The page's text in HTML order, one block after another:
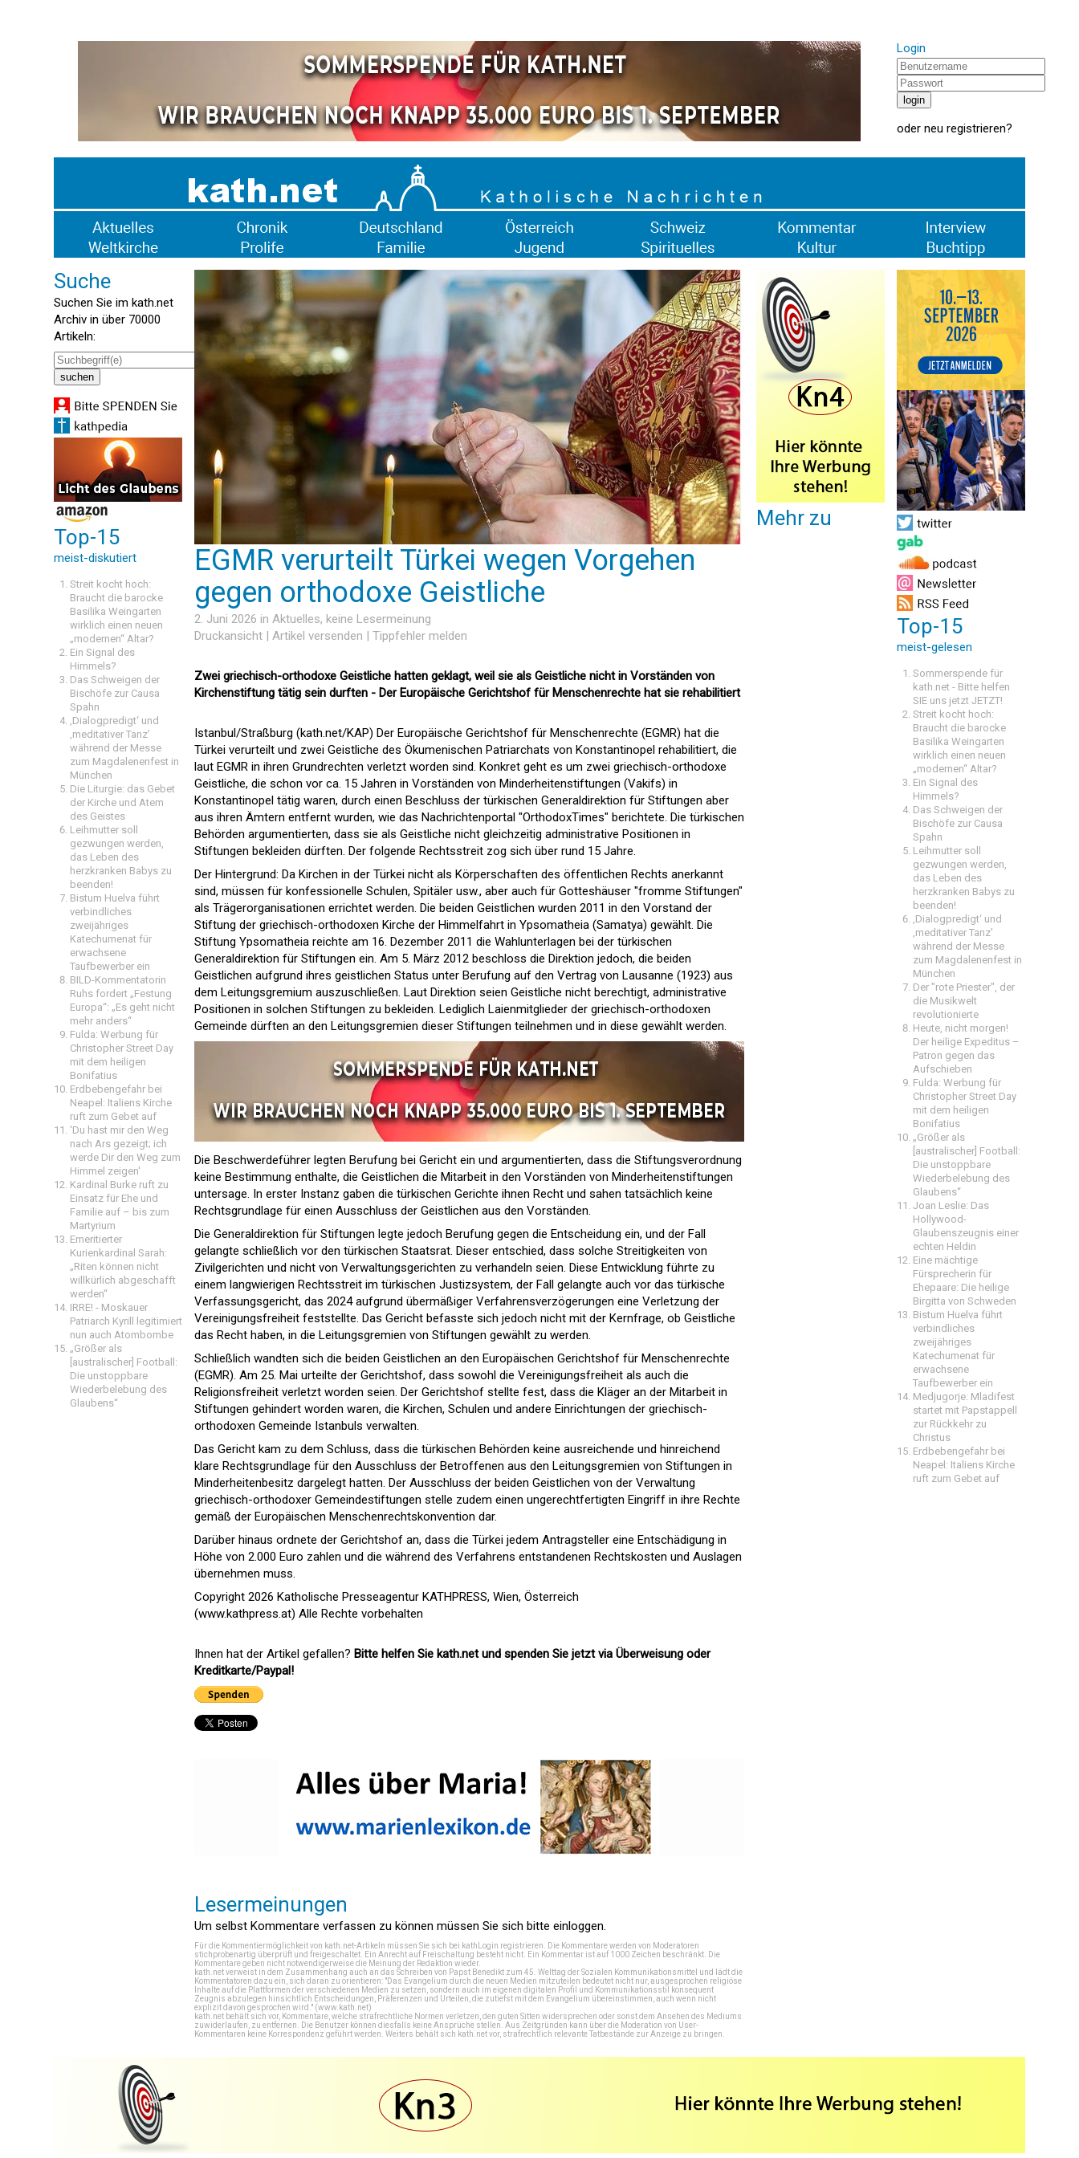
Login
oder neu registrieren?
Suche
Suchen Sie im kath.net
Archiv in über 70000
Artikeln:
Top-15
meist-diskutiert
Streit kocht hoch:
Braucht die barocke
Basilika Weingarten
wirklich einen neuen
„modernen“ Altar?
Ein Signal des
Himmels?
Das Schweigen der
Bischöfe zur Causa
Spahn
‚Dialogpredigt‘ und
‚meditativer Tanz’
während der Messe
zum Magdalenenfest in
München
Die Liturgie: das Gebet
der Kirche und Atem
des Geistes
Leihmutter soll
gezwungen werden,
das Leben des
herzkranken Babys zu
beenden!
Bistum Huelva führt
verbindliches
zweijähriges
Katechumenat für
erwachsene
Taufbewerber ein
BILD-Kommentatorin
Ruhs fordert „Festung
Europa“: „Es geht nicht
mehr anders“
Fulda: Werbung für
Christopher Street Day
mit dem heiligen
Bonifatius
Erdbebengefahr bei
Neapel: Italiens Kirche
ruft zum Gebet auf
'Du hast mir den Weg
nach Ars gezeigt; ich
werde Dir den Weg zum
Himmel zeigen'
Kardinal Burke ruft zu
Einsatz für Ehe und
Familie auf – bis zum
Martyrium
Emeritierter
Kurienkardinal Sarah:
„Riten können nicht
willkürlich abgeschafft
werden“
IRRE! - Moskauer
Patriarch Kyrill legitimiert
nun auch Atombombe
„Größer als
[australischer] Football:
Die unstoppbare
Wiederbelebung des
Glaubens“
EGMR verurteilt Türkei wegen Vorgehen
gegen orthodoxe Geistliche
2. Juni 2026 in Aktuelles, keine Lesermeinung
Druckansicht | Artikel versenden | Tippfehler melden
Zwei griechisch-orthodoxe Geistliche hatten geklagt, weil sie als Geistliche nicht in Vorständen von
Kirchenstiftung tätig sein durften - Der Europäische Gerichtshof für Menschenrechte hat sie rehabilitiert
Istanbul/Straßburg (kath.net/KAP) Der Europäische Gerichtshof für Menschenrechte (EGMR) hat die
Türkei verurteilt und zwei Geistliche des Ökumenischen Patriarchats von Konstantinopel rehabilitiert, die
laut EGMR in ihren Grundrechten verletzt worden sind. Konkret geht es um zwei griechisch-orthodoxe
Geistliche, die schon vor ca. 15 Jahren in Vorständen von Minderheitenstiftungen (Vakifs) in
Konstantinopel tätig waren, durch einen Beschluss der türkischen Generaldirektion für Stiftungen aber
aus ihren Ämtern entfernt wurden, wie das Nachrichtenportal "OrthodoxTimes" berichtete. Die türkischen
Behörden argumentierten, dass sie als Geistliche nicht gleichzeitig administrative Positionen in
Stiftungen bekleiden dürften. Der folgende Rechtsstreit zog sich über rund 15 Jahre.
Der Hintergrund: Da Kirchen in der Türkei nicht als Körperschaften des öffentlichen Rechts anerkannt
sind, müssen für konfessionelle Schulen, Spitäler usw., aber auch für Gotteshäuser "fromme Stiftungen"
als Trägerorganisationen errichtet werden. Die beiden Geistlichen wurden 2011 in den Vorstand der
Stiftung der griechisch-orthodoxen Kirche der Himmelfahrt in Ypsomatheia (Samatya) gewählt. Die
Stiftung Ypsomatheia reichte am 16. Dezember 2011 die Wahlunterlagen bei der türkischen
Generaldirektion für Stiftungen ein. Am 5. März 2012 beschloss die Direktion jedoch, die beiden
Geistlichen aufgrund ihres geistlichen Status unter Berufung auf den Vertrag von Lausanne (1923) aus
dem Leitungsgremium auszuschließen. Laut Direktion seien Geistliche nicht berechtigt, administrative
Positionen in solchen Stiftungen zu bekleiden. Lediglich Laienmitglieder der griechisch-orthodoxen
Gemeinde dürften an den Leitungsgremien dieser Stiftungen teilnehmen und in diese gewählt werden.
Die Beschwerdeführer legten Berufung bei Gericht ein und argumentierten, dass die Stiftungsverordnung
keine Bestimmung enthalte, die Geistlichen die Mitarbeit in den Vorständen von Minderheitenstiftungen
untersage. In erster Instanz gaben die türkischen Gerichte ihnen Recht und sahen tatsächlich keine
Rechtsgrundlage für einen Ausschluss der Geistlichen aus den Vorständen.
Die Generaldirektion für Stiftungen legte jedoch Berufung gegen die Entscheidung ein, und der Fall
gelangte schließlich vor den türkischen Staatsrat. Dieser entschied, dass solche Streitigkeiten von
Zivilgerichten und nicht von Verwaltungsgerichten zu verhandeln seien. Diese Entwicklung führte zu
einem langwierigen Rechtsstreit im türkischen Justizsystem, der Fall gelangte auch vor das türkische
Verfassungsgericht, das 2024 aufgrund übermäßiger Verfahrensverzögerungen eine Verletzung der
Vereinigungsfreiheit feststellte. Das Gericht befasste sich jedoch nicht mit der Kernfrage, ob Geistliche
das Recht haben, in die Leitungsgremien von Stiftungen gewählt zu werden.
Schließlich wandten sich die beiden Geistlichen an den Europäischen Gerichtshof für Menschenrechte
(EGMR). Am 25. Mai urteilte der Gerichtshof, dass sowohl die Vereinigungsfreiheit als auch die
Religionsfreiheit verletzt worden seien. Der Gerichtshof stellte fest, dass die Kläger an der Mitarbeit in
Stiftungen gehindert worden waren, die Kirchen, Schulen und andere Einrichtungen der griechisch-
orthodoxen Gemeinde Istanbuls verwalten.
Das Gericht kam zu dem Schluss, dass die türkischen Behörden keine ausreichende und hinreichend
klare Rechtsgrundlage für den Ausschluss der Betroffenen aus den Leitungsgremien von Stiftungen in
Minderheitenbesitz dargelegt hatten. Der Ausschluss der beiden Geistlichen von der Verwaltung
griechisch-orthodoxer Gemeindestiftungen stelle zudem einen ungerechtfertigten Eingriff in ihre Rechte
gemäß der Europäischen Menschenrechtskonvention dar.
Darüber hinaus ordnete der Gerichtshof an, dass die Türkei jedem Antragsteller eine Entschädigung in
Höhe von 2.000 Euro zahlen und die während des Verfahrens entstandenen Rechtskosten und Auslagen
übernehmen muss.
Copyright 2026 Katholische Presseagentur KATHPRESS, Wien, Österreich
(www.kathpress.at) Alle Rechte vorbehalten
Ihnen hat der Artikel gefallen? Bitte helfen Sie kath.net und spenden Sie jetzt via Überweisung oder
Kreditkarte/Paypal!
Lesermeinungen
Um selbst Kommentare verfassen zu können müssen Sie sich bitte einloggen.
Für die Kommentiermöglichkeit von kath.net-Artikeln müssen Sie sich bei kathLogin registrieren . Die Kommentare werden von Moderatoren
stichprobenartig überprüft und freigeschaltet. Ein Anrecht auf Freischaltung besteht nicht. Ein Kommentar ist auf 1000 Zeichen beschränkt. Die
Kommentare geben nicht notwendigerweise die Meinung der Redaktion wieder.
kath.net verweist in dem Zusammenhang auch an das Schreiben von Papst Benedikt zum 45. Welttag der Sozialen Kommunikationsmittel und lädt die
Kommentatoren dazu ein, sich daran zu orientieren: "Das Evangelium durch die neuen Medien mitzuteilen bedeutet nicht nur, ausgesprochen religiöse
Inhalte auf die Plattformen der verschiedenen Medien zu setzen, sondern auch im eigenen digitalen Profil und Kommunikationsstil konsequent
Zeugnis abzulegen hinsichtlich Entscheidungen, Präferenzen und Urteilen, die zutiefst mit dem Evangelium übereinstimmen, auch wenn nicht
explizit davon gesprochen wird." (www.kath.net)
kath.net behält sich vor, Kommentare, welche strafrechtliche Normen verletzen, den guten Sitten widersprechen oder sonst dem Ansehen des Mediums
zuwiderlaufen, zu entfernen. Die Benutzer können diesfalls keine Ansprüche stellen. Aus Zeitgründen kann über die Moderation von User-
Kommentaren keine Korrespondenz geführt werden. Weiters behält sich kath.net vor, strafrechtlich relevante Tatbestände zur Anzeige zu bringen.
Mehr zu
Top-15
meist-gelesen
Sommerspende für
kath.net - Bitte helfen
SIE uns jetzt JETZT!
Streit kocht hoch:
Braucht die barocke
Basilika Weingarten
wirklich einen neuen
„modernen“ Altar?
Ein Signal des
Himmels?
Das Schweigen der
Bischöfe zur Causa
Spahn
Leihmutter soll
gezwungen werden,
das Leben des
herzkranken Babys zu
beenden!
‚Dialogpredigt‘ und
‚meditativer Tanz’
während der Messe
zum Magdalenenfest in
München
Der "rote Priester", der
die Musikwelt
revolutionierte
Heute, nicht morgen!
Der heilige Expeditus –
Patron gegen das
Aufschieben
Fulda: Werbung für
Christopher Street Day
mit dem heiligen
Bonifatius
„Größer als
[australischer] Football:
Die unstoppbare
Wiederbelebung des
Glaubens“
Joan Leslie: Das
Hollywood-
Glaubenszeugnis einer
echten Heldin
Eine mächtige
Fürsprecherin für
Ehepaare: Die heilige
Birgitta von Schweden
Bistum Huelva führt
verbindliches
zweijähriges
Katechumenat für
erwachsene
Taufbewerber ein
Medjugorje: Mladifest
startet mit Papstappell
zur Rückkehr zu
Christus
Erdbebengefahr bei
Neapel: Italiens Kirche
ruft zum Gebet auf